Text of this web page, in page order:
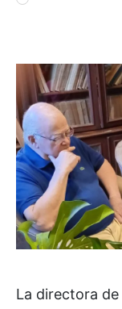
La directora de